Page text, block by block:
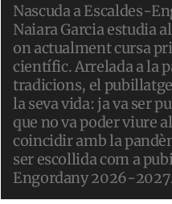
Nascuda a Escaldes-
Naiara Garcia estudia
on actualment cursa
científic. Arrelada a la
tradicions, el
la seva vida: ja va ser
que no va poder viure
coincidir amb la
ser escollida com a
Engordany 2026-